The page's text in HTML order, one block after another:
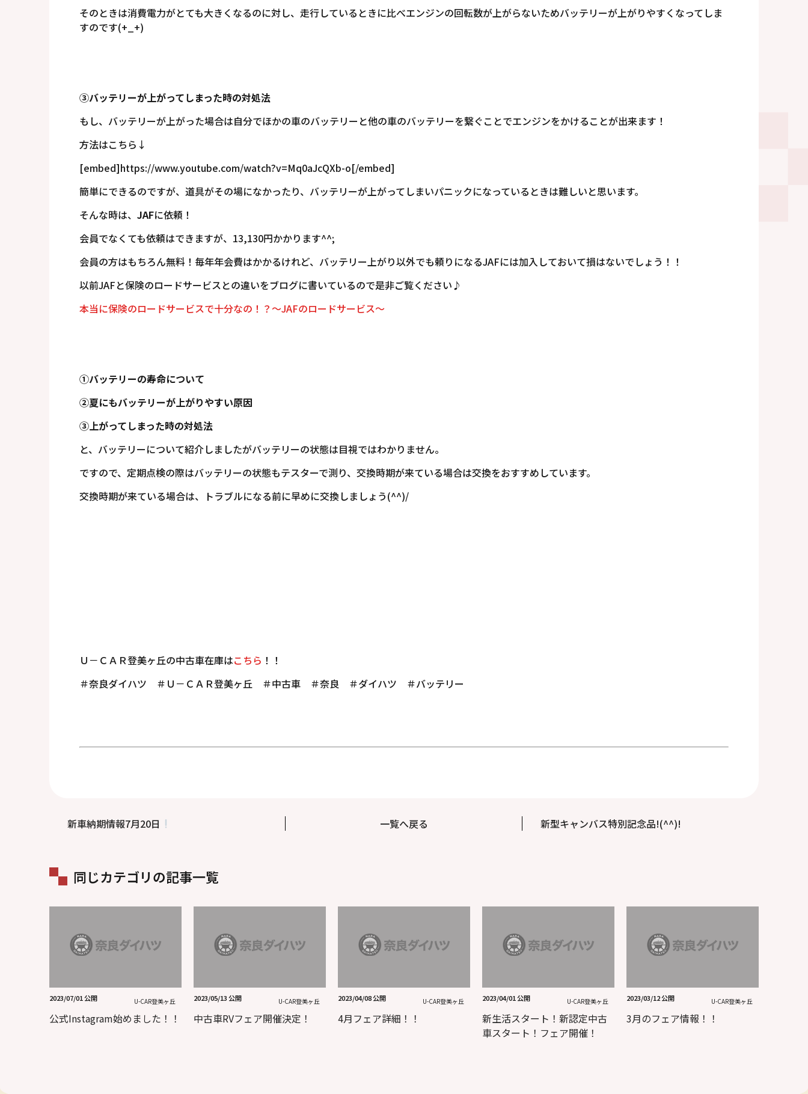
そのときは消費電力がとても大きくなるのに対し、走行しているときに比べエンジンの回転数が上がらないためバッテリーが上がりやすくなってしま
すのです(+_+)
③バッテリーが上がってしまった時の対処法
もし、バッテリーが上がった場合は自分でほかの車のバッテリーと他の車のバッテリーを繋ぐことでエンジンをかけることが出来ます！
方法はこちら↓
[embed]https://www.youtube.com/watch?v=Mq0aJcQXb-o[/embed]
簡単にできるのですが、道具がその場になかったり、バッテリーが上がってしまいパニックになっているときは難しいと思います。
そんな時は、 JAFに依頼！
会員でなくても依頼はできますが、13,130円かかります^^;
会員の方はもちろん無料！毎年年会費はかかるけれど、バッテリー上がり以外でも頼りになるJAFには加入しておいて損はないでしょう！！
以前JAFと保険のロードサービスとの違いをブログに書いているので是非ご覧ください♪
本当に保険のロードサービスで十分なの！？～JAFのロードサービス～
①バッテリーの寿命について
②夏にもバッテリーが上がりやすい原因
③上がってしまった時の対処法
と、バッテリーについて紹介しましたがバッテリーの状態は目視ではわかりません。
ですので、定期点検の際はバッテリーの状態もテスターで測り、交換時期が来ている場合は交換をおすすめしています。
交換時期が来ている場合は、トラブルになる前に早めに交換しましょう(^^)/
Ｕ－ＣＡＲ登美ヶ丘の中古車在庫はこちら ！！
＃奈良ダイハツ ＃Ｕ－ＣＡＲ登美ヶ丘 ＃中古車 ＃奈良 ＃ダイハツ ＃バッテリー
新車納期情報7月20日 一覧へ戻る 新型キャンバス特別記念品!(^^)!
同じカテゴリの記事一覧
2023/07/01 公開 U-CAR登美ヶ丘
公式Instagram始めました！！
2023/05/13 公開 U-CAR登美ヶ丘
中古車RVフェア開催決定！
2023/04/08 公開 U-CAR登美ヶ丘
4月フェア詳細！！
2023/04/01 公開 U-CAR登美ヶ丘
新生活スタート！新認定中古
車スタート！フェア開催！
2023/03/12 公開 U-CAR登美ヶ丘
3月のフェア情報！！